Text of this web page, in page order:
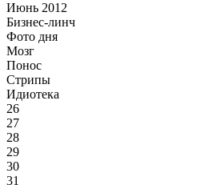
Июнь 2012
Бизнес-линч
Фото дня
Мозг
Понос
Стрипы
Идиотека
26
27
28
29
30
31